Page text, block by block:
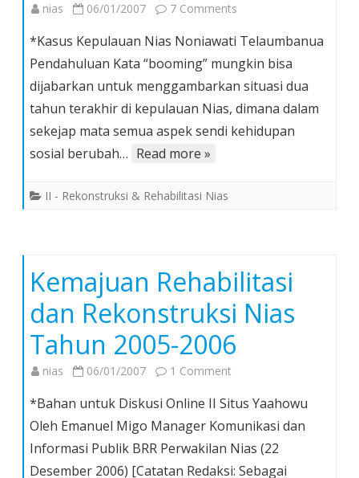
nias 06/01/2007 7 Comments
Perubahan
dalam
Masyarakat
sebagai
Konsekuensi
*Kasus Kepulauan Nias Noniawati Telaumbanua
Pendahuluan Kata “booming” mungkin bisa
dijabarkan untuk menggambarkan situasi dua
tahun terakhir di kepulauan Nias, dimana dalam
sekejap mata semua aspek sendi kehidupan
sosial berubah… Read more »
II - Rekonstruksi & Rehabilitasi Nias
Kemajuan Rehabilitasi
dan Rekonstruksi Nias
Tahun 2005-2006
nias 06/01/2007 1 Comment
Rehabilitasi
dan
Rekonstruksi
Nias
*Bahan untuk Diskusi Online II Situs Yaahowu
Oleh Emanuel Migo Manager Komunikasi dan
Informasi Publik BRR Perwakilan Nias (22
Desember 2006) [Catatan Redaksi: Sebagai